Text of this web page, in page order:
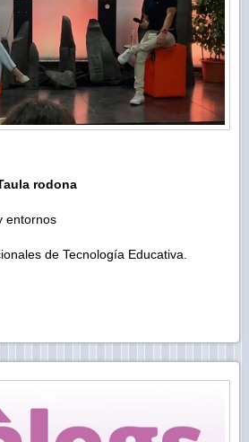
rodona
entornos
de Tecnología Educativa.